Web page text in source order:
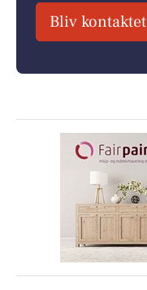
Bliv kontaktet